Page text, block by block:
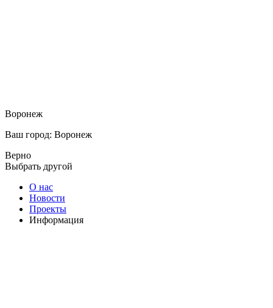
Воронеж
Ваш город: Воронеж
Верно
Выбрать другой
О нас
Новости
Проекты
Информация